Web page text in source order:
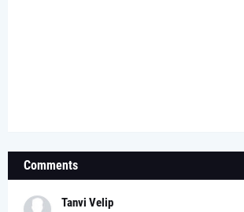
Comments
Tanvi Velip